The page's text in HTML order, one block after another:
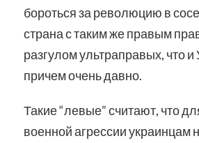
бороться за революцию в
страна с таким же правым
разгулом ультраправых, что и
причем очень давно.
Такие “левые” считают, что
военной агрессии украинцам